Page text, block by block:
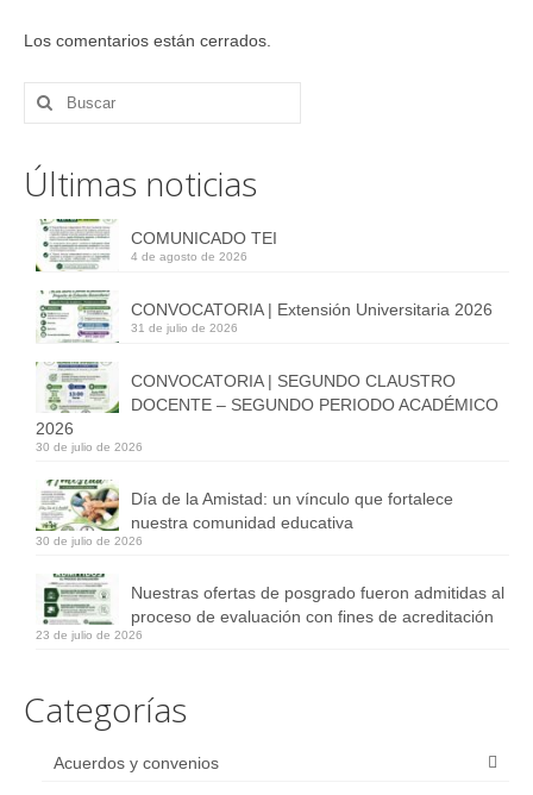
Eventos Científicos
2022
Proyectos de Investigación
Participación en Eventos Científicos
2019
2021
2022
2023
Publicaciones Científicas
2015
2018
2019
2021
Pósters y E-Pósters de investigación
Los comentarios están cerrados.
Últimas noticias
COMUNICADO TEI
4 de agosto de 2026
CONVOCATORIA | Extensión Universitaria 2026
31 de julio de 2026
CONVOCATORIA | SEGUNDO CLAUSTRO
DOCENTE – SEGUNDO PERIODO ACADÉMICO
2026
30 de julio de 2026
Día de la Amistad: un vínculo que fortalece
nuestra comunidad educativa
30 de julio de 2026
Nuestras ofertas de posgrado fueron admitidas al
proceso de evaluación con fines de acreditación
23 de julio de 2026
Categorías
Acuerdos y convenios